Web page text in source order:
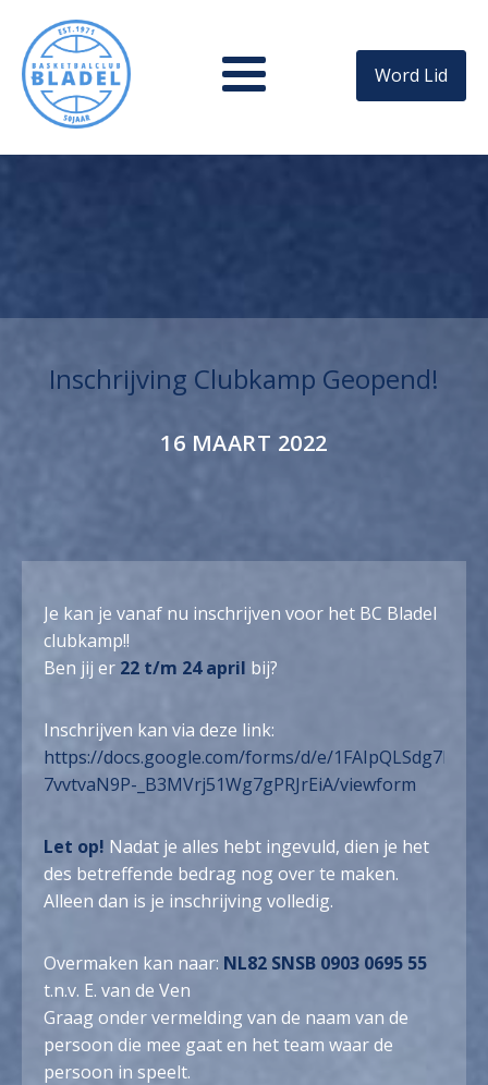
Word Lid
Inschrijving Clubkamp Geopend!
16 MAART 2022
Je kan je vanaf nu inschrijven voor het BC Bladel
clubkamp!!
Ben jij er 22 t/m 24 april bij?
Inschrijven kan via deze link:
https://docs.google.com/forms/d/e/
7vvtvaN9P-_B3MVrj51Wg7gPRJrEiA/viewform
Let op! Nadat je alles hebt ingevuld, dien je het
des betreffende bedrag nog over te maken.
Alleen dan is je inschrijving volledig.
Overmaken kan naar: NL82 SNSB 0903 0695 55
t.n.v. E. van de Ven
Graag onder vermelding van de naam van de
persoon die mee gaat en het team waar de
persoon in speelt.